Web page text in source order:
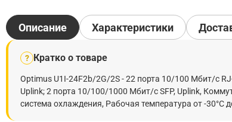
Описание
? Кратко о товаре
Optimus U1I-24F2b/2G/2S - 22 порта 10/100 Мбит/с
Uplink; 2 порта 10/100/1000 Мбит/с SFP, Uplink,
система охлаждения, Рабочая температура от -
Характеристики